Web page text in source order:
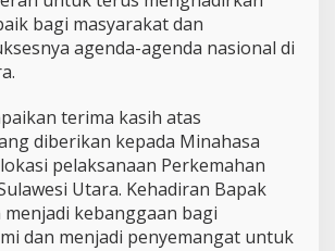
bagi masyarakat dan
agenda-agenda nasional di
terima kasih atas
diberikan kepada Minahasa
pelaksanaan Perkemahan
Utara. Kehadiran Bapak
menjadi kebanggaan bagi
dan menjadi penyemangat untuk